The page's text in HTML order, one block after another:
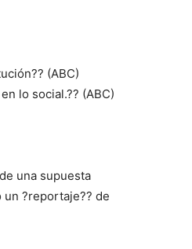
(ABC)
lo social.?? (ABC)
una supuesta
un ?reportaje?? de